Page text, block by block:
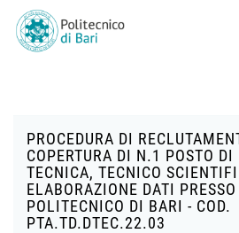
Salta al contenuto principale
PROCEDURA DI
COPERTURA DI N.1 POSTO DI
TECNICA, TECNICO
ELABORAZIONE DATI
POLITECNICO DI BARI - COD.
PTA.TD.DTEC.22.03